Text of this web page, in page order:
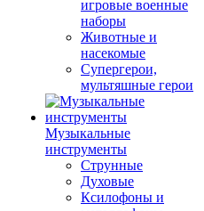
игровые военные
наборы
Животные и
насекомые
Супергерои,
мультяшные герои
Музыкальные
инструменты
Струнные
Духовые
Ксилофоны и